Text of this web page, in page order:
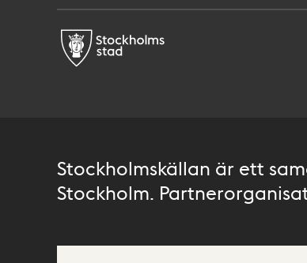
Stockholmskällan är ett
Stockholm.